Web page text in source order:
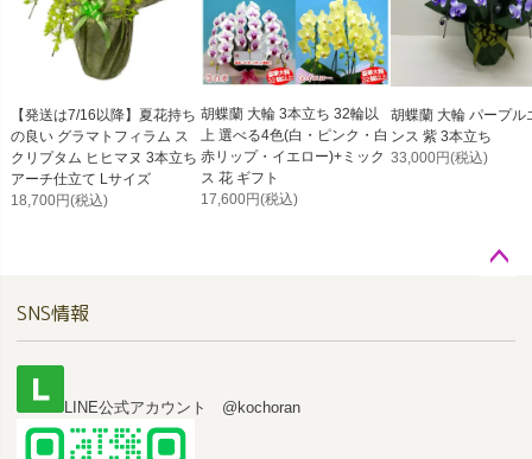
【発送は7/16以降】夏花持ち
の良い グラマトフィラム ス
クリプタム ヒヒマヌ 3本立ち
アーチ仕立て Lサイズ
18,700円(税込)
胡蝶蘭 大輪 3本立ち 32輪以
上 選べる4色(白・ピンク・白
赤リップ・イエロー)+ミック
ス 花 ギフト
17,600円(税込)
胡蝶蘭 大輪 パープル
ンス 紫 3本立ち
33,000円(税込)
ップ
SNS情報
LINE公式アカウント @kochoran